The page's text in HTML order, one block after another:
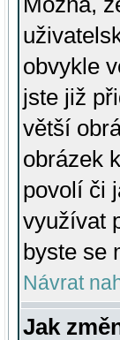
obvykle
jste již
větší
obrázek
povolí či
využívat
byste se
Návrat
Jak